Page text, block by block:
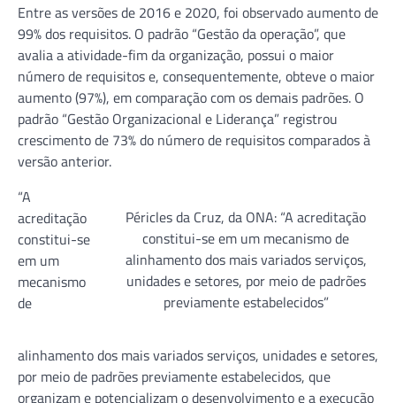
Entre as versões de 2016 e 2020, foi observado aumento de
99% dos requisitos. O padrão “Gestão da operação”, que
avalia a atividade-fim da organização, possui o maior
número de requisitos e, consequentemente, obteve o maior
aumento (97%), em comparação com os demais padrões. O
padrão “Gestão Organizacional e Liderança” registrou
crescimento de 73% do número de requisitos comparados à
versão anterior.
Péricles da Cruz, da ONA: “A acreditação
constitui-se em um mecanismo de
alinhamento dos mais variados serviços,
unidades e setores, por meio de padrões
previamente estabelecidos”
“A
acreditação
constitui-se
em um
mecanismo
de
alinhamento dos mais variados serviços, unidades e setores,
por meio de padrões previamente estabelecidos, que
organizam e potencializam o desenvolvimento e a execução